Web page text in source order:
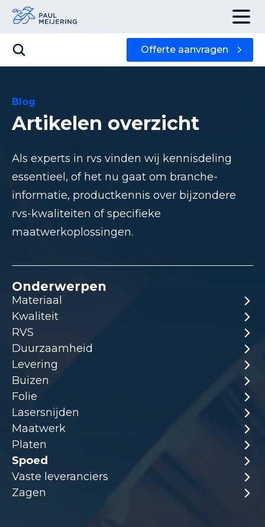
Offerte aanvragen
Blog
Artikelen overzicht
Als experts in rvs vinden wij kennisdeling
essentieel, of het nu gaat om branche-
informatie, productkennis over bijzondere
rvs-kwaliteiten of specifieke
maatwerkoplossingen.
Onderwerpen
Materiaal
Kwaliteit
RVS
Duurzaamheid
Levering
Buizen
Folie
Lasersnijden
Maatwerk
Platen
Spoed
Vaste leveranciers
Zagen